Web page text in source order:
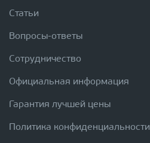
Статьи
Вопросы-ответы
Сотрудничество
Официальная информация
Гарантия лучшей цены
Политика конфиденциальности